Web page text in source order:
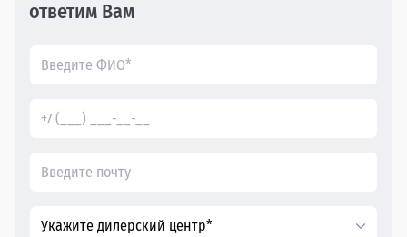
ответим Вам
Укажите дилерский центр*